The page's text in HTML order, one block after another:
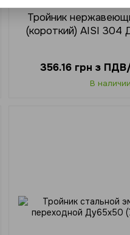
Тройник
(короткий) AISI 304
356.16 грн з
В наличии